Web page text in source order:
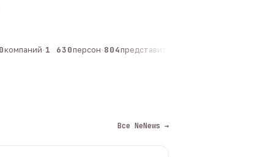
·1 630персон·804представителей
Все NeNews →